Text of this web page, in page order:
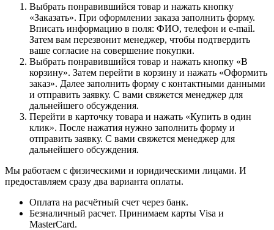
Выбрать понравившийся товар и нажать кнопку
«Заказать». При оформлении заказа заполнить форму.
Вписать информацию в поля: ФИО, телефон и e-mail.
Затем вам перезвонит менеджер, чтобы подтвердить
ваше согласие на совершение покупки.
Выбрать понравившийся товар и нажать кнопку «В
корзину». Затем перейти в корзину и нажать «Оформить
заказ». Далее заполнить форму с контактными данными
и отправить заявку. С вами свяжется менеджер для
дальнейшего обсуждения.
Перейти в карточку товара и нажать «Купить в один
клик». После нажатия нужно заполнить форму и
отправить заявку. С вами свяжется менеджер для
дальнейшего обсуждения.
Мы работаем с физическими и юридическими лицами. И
предоставляем сразу два варианта оплаты.
Оплата на расчётный счет через банк.
Безналичный расчет. Принимаем карты Visa и
MasterCard.